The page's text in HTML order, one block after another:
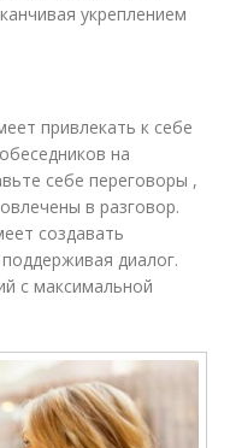
укреплением
привлекать к себе
на
себе переговоры ,
в разговор.
создавать
диалог.
с максимальной